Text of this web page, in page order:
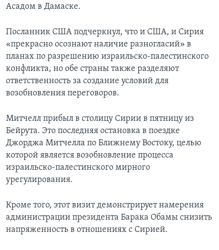
Асадом в Дамаске.
Посланник США подчеркнул, что и США, и Сирия
«прекрасно осознают наличие разногласий» в
планах по разрешению израильско-палестинского
конфликта, но обе страны также разделяют
ответственность за создание условий для
возобновления переговоров.
Митчелл прибыл в столицу Сирии в пятницу из
Бейрута. Это последняя остановка в поездке
Джорджа Митчелла по Ближнему Востоку, целью
которой является возобновление процесса
израильско-палестинского мирного
урегулирования.
Кроме того, этот визит демонстрирует намерения
администрации президента Барака Обамы снизить
напряженность в отношениях с Сирией.